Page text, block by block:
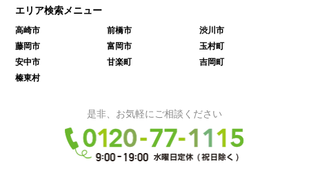
エリア検索メニュー
高崎市 前橋市
渋川市
藤岡市
富岡市
玉村町
安中市
甘楽町
吉岡町
榛東村
是非、お気軽にご相談ください